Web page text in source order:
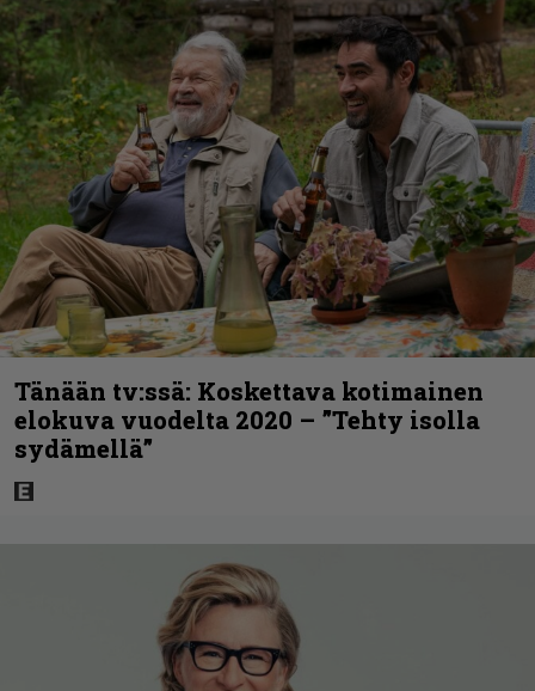
Tänään tv:ssä: Koskettava kotimainen
elokuva vuodelta 2020 – ”Tehty isolla
sydämellä”